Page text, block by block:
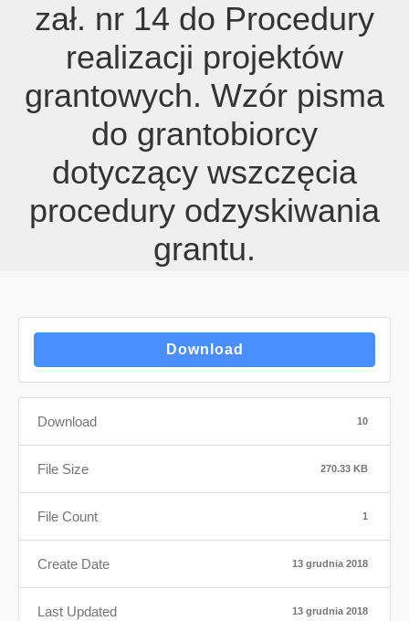
zał. nr 14 do Procedury
realizacji projektów
grantowych. Wzór pisma
do grantobiorcy
dotyczący wszczęcia
procedury odzyskiwania
grantu.
Download
Download 10
File Size 270.33 KB
File Count 1
Create Date 13 grudnia 2018
Last Updated 13 grudnia 2018